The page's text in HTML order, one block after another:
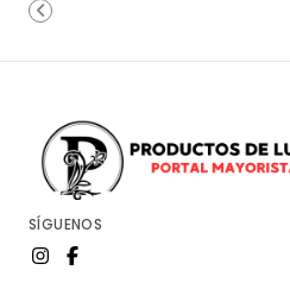
SÍGUENOS